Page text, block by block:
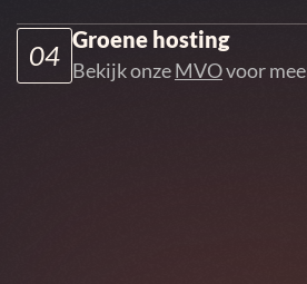
04 Groene hosting
Bekijk onzeMVOvoor